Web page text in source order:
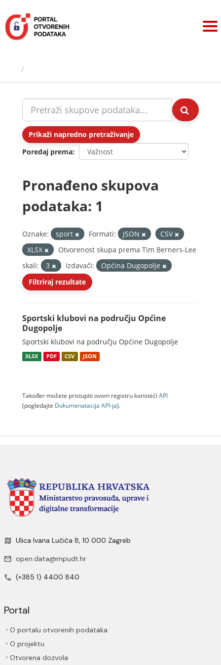
sadržaj
Prikaži napredno pretraživanje
Poredaj prema
Pronađeno skupova
podataka: 1
Oznake: sport Formati: JSON
CSV
XLSX
Otvorenost skupa prema Tim Berners-Lee
skali:
3 Izdavači:
Općina Dugopolje
Filtriraj rezultate
Sportski klubovi na području Općine
Dugopolje
Sportski klubovi na području Općine Dugopolje
XLSX PDF CSV JSON
Također možete pristupiti ovom registru koristeći API
(pogledajte Dokumenаtаcijа API-jа).